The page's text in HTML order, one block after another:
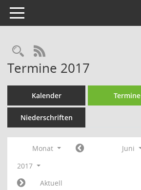
Toggle navigation
Rechercheauswahl
RSS-Feed
Termine 2017
Kalender Termine
Niederschriften
Monat
Juni
2017
Aktuell